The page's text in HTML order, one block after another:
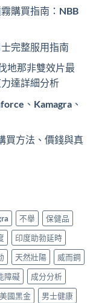
購買指南：NBB
完整服用指南
地那非雙效片最
達詳細分析
、Kamagra、
買方法、價錢與真
不舉
保健品
印度助勃延時
天然壯陽
威而鋼
障礙
成分分析
國黑金
男士健康